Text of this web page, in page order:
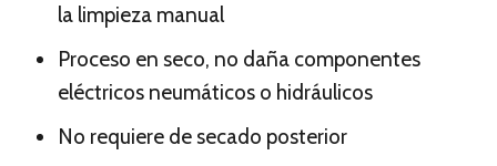
la limpieza manual
Proceso en seco, no daña componentes
eléctricos neumáticos o hidráulicos
No requiere de secado posterior